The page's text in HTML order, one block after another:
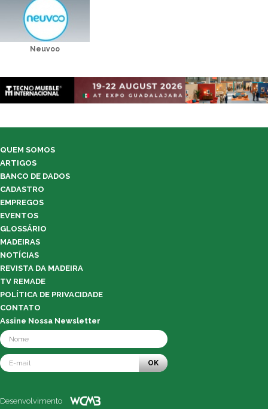
Neuvoo
QUEM SOMOS
ARTIGOS
BANCO DE DADOS
CADASTRO
EMPREGOS
EVENTOS
GLOSSÁRIO
MADEIRAS
NOTÍCIAS
REVISTA DA MADEIRA
TV REMADE
POLÍTICA DE PRIVACIDADE
CONTATO
Assine Nossa Newsletter
OK
Desenvolvimento